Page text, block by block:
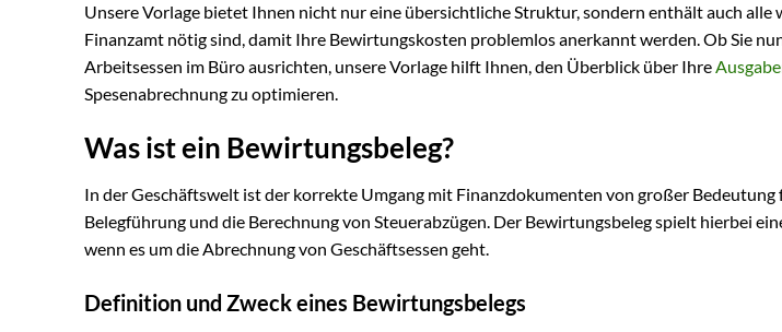
Unsere Vorlage bietet Ihnen nicht nur eine übersichtliche Struktur, sondern enthält auch alle
Finanzamt nötig sind, damit Ihre Bewirtungskosten problemlos anerkannt werden. Ob Sie
Arbeitsessen im Büro ausrichten, unsere Vorlage hilft Ihnen, den Überblick über Ihre
Spesenabrechnung zu optimieren.
Was ist ein Bewirtungsbeleg?
In der Geschäftswelt ist der korrekte Umgang mit Finanzdokumenten von großer Bedeutung
Belegführung und die Berechnung von Steuerabzügen. Der Bewirtungsbeleg spielt hierbei
wenn es um die Abrechnung von Geschäftsessen geht.
Definition und Zweck eines Bewirtungsbelegs